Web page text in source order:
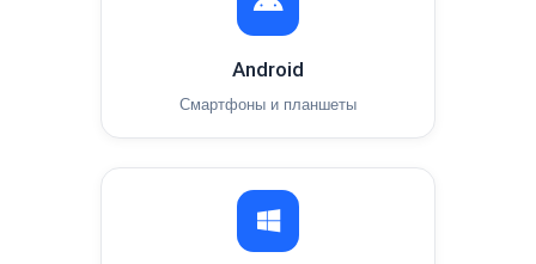
Android
Смартфоны и планшеты